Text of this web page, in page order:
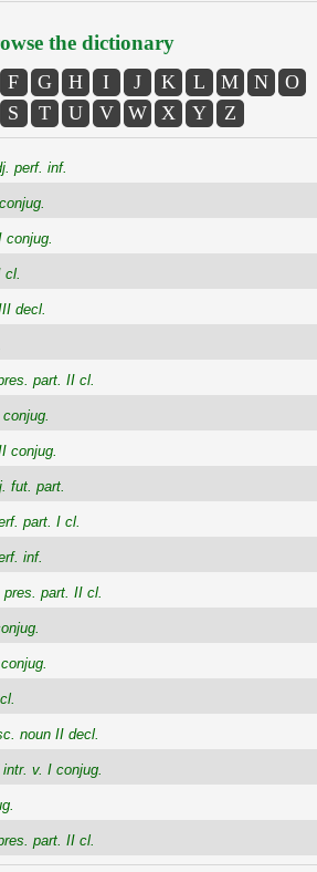
the dictionary
F G H I J K L M N
O
S T U V W X Y Z
perf. inf.
conjug.
cl.
decl.
part. II cl.
conjug.
fut. part.
part. I cl.
inf.
pres. part. II cl.
noun II decl.
v. I conjug.
part. II cl.